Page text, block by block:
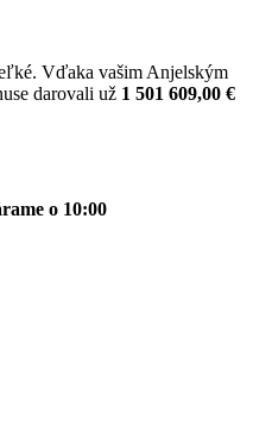
Vďaka vašim Anjelským
darovali už 1 501 609,00 €
o 10:00